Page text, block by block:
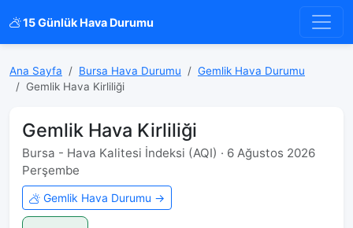
15 Günlük Hava Durumu
Ana Sayfa Bursa Hava Durumu
Gemlik Hava Durumu
Gemlik Hava Kirliliği
Gemlik Hava Kirliliği
Bursa - Hava Kalitesi İndeksi (AQI) · 6 Ağustos 2026
Perşembe
Gemlik Hava Durumu →